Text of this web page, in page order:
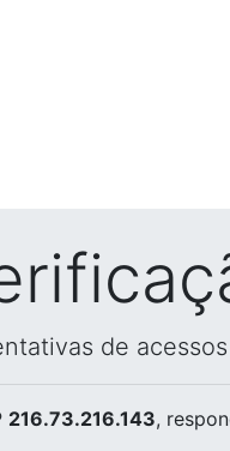
de
216.73.216.143,